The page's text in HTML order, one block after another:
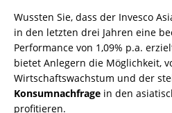
Wussten Sie, dass der Invesco
in den letzten drei Jahren eine
Performance von 1,09% p.a.
bietet Anlegern die Möglichkeit,
Wirtschaftswachstum und der
Konsumnachfrage in den
profitieren.